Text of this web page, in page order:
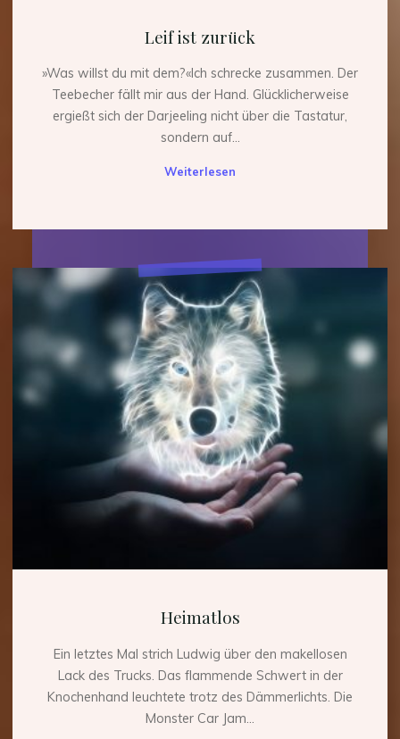
Leif ist zurück
»Was willst du mit dem?«Ich schrecke zusammen. Der
Teebecher fällt mir aus der Hand. Glücklicherweise
ergießt sich der Darjeeling nicht über die Tastatur,
sondern auf...
Weiterlesen
Heimatlos
Heimatlos
Ein letztes Mal strich Ludwig über den makellosen
Lack des Trucks. Das flammende Schwert in der
Knochenhand leuchtete trotz des Dämmerlichts. Die
Monster Car Jam...